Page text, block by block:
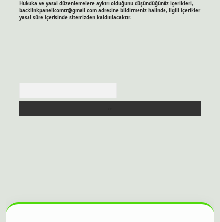
Hukuka ve yasal düzenlemelere aykırı olduğunu düşündüğünüz içerikleri,
backlinkpanelicomtr@gmail.comadresine bildirmeniz halinde, ilgili içerikler
yasal süre içerisinde sitemizden kaldırılacaktır.